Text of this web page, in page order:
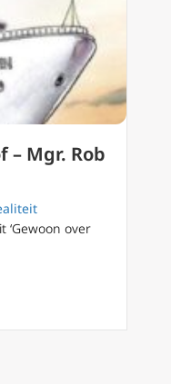
– Mgr. Rob
‘Gewoon over
Geloof – Mgr. Rob